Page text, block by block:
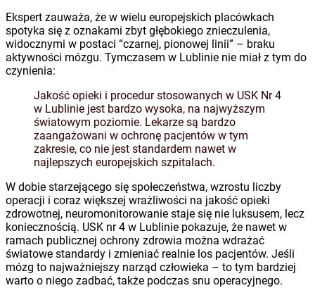
Ekspert zauważa, że w wielu europejskich placówkach
spotyka się z oznakami zbyt głębokiego znieczulenia,
widocznymi w postaci “czarnej, pionowej linii” – braku
aktywności mózgu. Tymczasem w Lublinie nie miał z tym do
czynienia:
Jakość opieki i procedur stosowanych w USK Nr 4
w Lublinie jest bardzo wysoka, na najwyższym
światowym poziomie. Lekarze są bardzo
zaangażowani w ochronę pacjentów w tym
zakresie, co nie jest standardem nawet w
najlepszych europejskich szpitalach.
W dobie starzejącego się społeczeństwa, wzrostu liczby
operacji i coraz większej wrażliwości na jakość opieki
zdrowotnej, neuromonitorowanie staje się nie luksusem, lecz
koniecznością. USK nr 4 w Lublinie pokazuje, że nawet w
ramach publicznej ochrony zdrowia można wdrażać
światowe standardy i zmieniać realnie los pacjentów. Jeśli
mózg to najważniejszy narząd człowieka – to tym bardziej
warto o niego zadbać, także podczas snu operacyjnego.